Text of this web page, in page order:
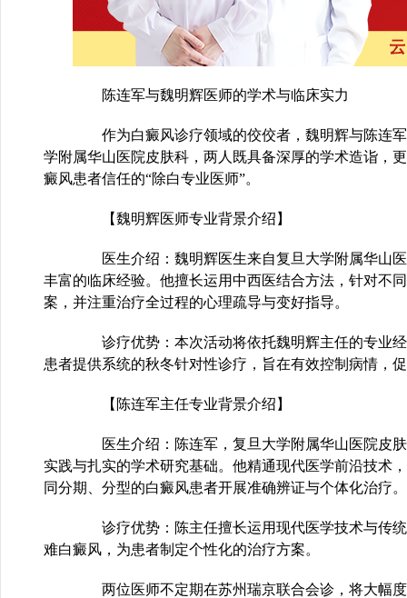
陈连军与魏明辉医师的学术与临床实力
作为白癜风诊疗领域的佼佼者，魏明辉与陈连军
学附属华山医院皮肤科，两人既具备深厚的学术造诣，
癜风患者信任的“除白专业医师”。
【魏明辉医师专业背景介绍】
医生介绍：魏明辉医生来自复旦大学附属华山医
丰富的临床经验。他擅长运用中西医结合方法，针对不
案，并注重治疗全过程的心理疏导与变好指导。
诊疗优势：本次活动将依托魏明辉主任的专业经
患者提供系统的秋冬针对性诊疗，旨在有效控制病情，
【陈连军主任专业背景介绍】
医生介绍：陈连军，复旦大学附属华山医院皮肤
实践与扎实的学术研究基础。他精通现代医学前沿技术
同分期、分型的白癜风患者开展准确辨证与个体化治疗。
诊疗优势：陈主任擅长运用现代医学技术与传统
难白癜风，为患者制定个性化的治疗方案。
两位医师不定期在苏州瑞京联合会诊，将大幅度